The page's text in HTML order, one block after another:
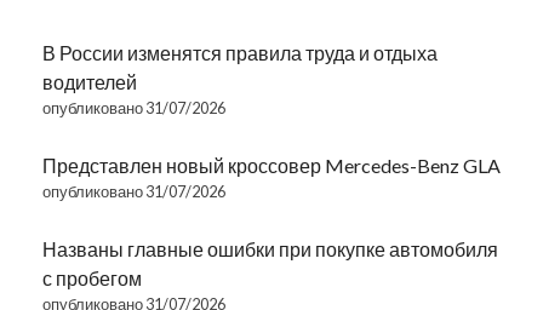
В России изменятся правила труда и отдыха
водителей
опубликовано 31/07/2026
Представлен новый кроссовер Mercedes-Benz GLA
опубликовано 31/07/2026
Названы главные ошибки при покупке автомобиля
с пробегом
опубликовано 31/07/2026